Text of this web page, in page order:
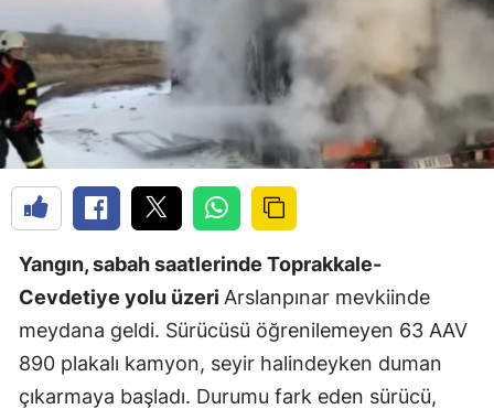
Yangın, sabah saatlerinde Toprakkale-
Cevdetiye yolu üzeri Arslanpınar mevkiinde
meydana geldi. Sürücüsü öğrenilemeyen 63 AAV
890 plakalı kamyon, seyir halindeyken duman
çıkarmaya başladı. Durumu fark eden sürücü,